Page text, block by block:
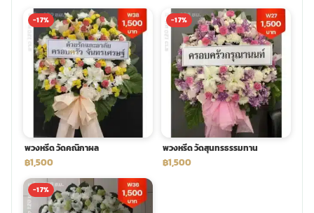
-17%
พวงหรีด วัดคณิกาผล
฿1,500
-17%
พวงหรีด วัดสุนทรธรรมทาน
฿1,500
-17%